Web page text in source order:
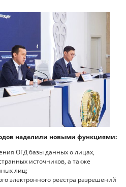
наделили новыми функциями:
ОГД базы данных о лицах,
источников, а также
лиц;
электронного реестра разрешений